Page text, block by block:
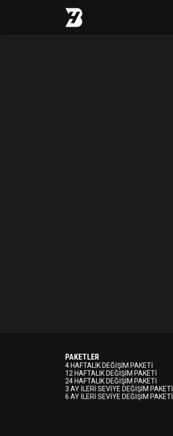
PAKETLER
4 HAFTALIK DEĞİŞİM PAKETİ
12 HAFTALIK DEĞİŞİM PAKETİ
24 HAFTALIK DEĞİŞİM PAKETİ
3 AY İLERİ SEVİYE DEĞİŞİM PAKETİ
6 AY İLERİ SEVİYE DEĞİŞİM PAKETİ